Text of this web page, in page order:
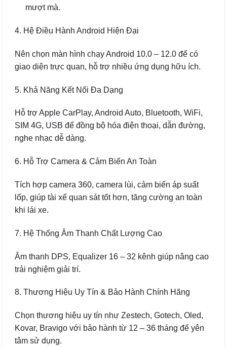
mượt mà.
4. Hệ Điều Hành Android Hiện Đại
Nên chọn màn hình chạy Android 10.0 – 12.0 để có
giao diện trực quan, hỗ trợ nhiều ứng dụng hữu ích.
5. Khả Năng Kết Nối Đa Dạng
Hỗ trợ Apple CarPlay, Android Auto, Bluetooth, WiFi,
SIM 4G, USB để đồng bộ hóa điện thoại, dẫn đường,
nghe nhạc dễ dàng.
6. Hỗ Trợ Camera & Cảm Biến An Toàn
Tích hợp camera 360, camera lùi, cảm biến áp suất
lốp, giúp tài xế quan sát tốt hơn, tăng cường an toàn
khi lái xe.
7. Hệ Thống Âm Thanh Chất Lượng Cao
Âm thanh DPS, Equalizer 16 – 32 kênh giúp nâng cao
trải nghiệm giải trí.
8. Thương Hiệu Uy Tín & Bảo Hành Chính Hãng
Chọn thương hiệu uy tín như Zestech, Gotech, Oled,
Kovar, Bravigo với bảo hành từ 12 – 36 tháng để yên
tâm sử dụng.